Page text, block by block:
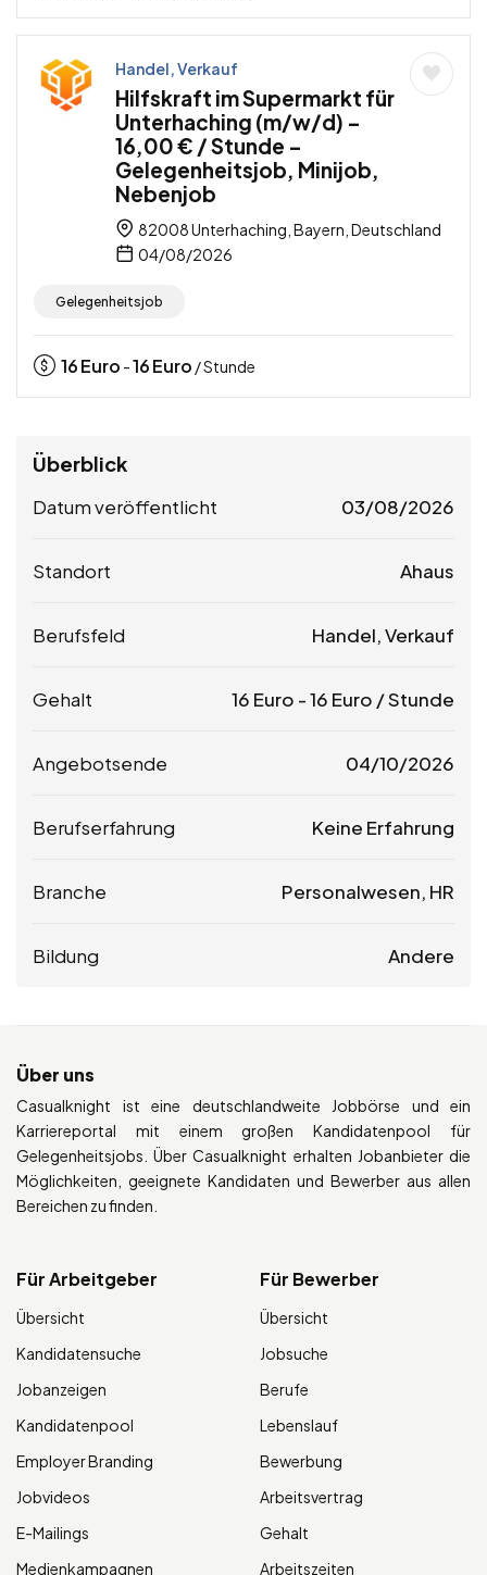
Handel, Verkauf
Hilfskraft im Supermarkt für
Unterhaching (m/w/d) –
16,00 € / Stunde –
Gelegenheitsjob, Minijob,
Nebenjob
82008 Unterhaching, Bayern, Deutschland
04/08/2026
Gelegenheitsjob
16Euro -16Euro / Stunde
Überblick
Datum veröffentlicht 03/08/2026
Standort Ahaus
Berufsfeld Handel, Verkauf
Gehalt 16 Euro -16 Euro / Stunde
Angebotsende 04/10/2026
Berufserfahrung Keine Erfahrung
Branche Personalwesen, HR
Bildung Andere
Über uns
Casualknight ist eine deutschlandweite Jobbörse und ein
Karriereportal mit einem großen Kandidatenpool für
Gelegenheitsjobs. Über Casualknight erhalten Jobanbieter die
Möglichkeiten, geeignete Kandidaten und Bewerber aus allen
Bereichen zu finden.
Für Arbeitgeber
Übersicht
Kandidatensuche
Jobanzeigen
Kandidatenpool
Employer Branding
Jobvideos
E-Mailings
Medienkampagnen
Für Bewerber
Übersicht
Jobsuche
Berufe
Lebenslauf
Bewerbung
Arbeitsvertrag
Gehalt
Arbeitszeiten